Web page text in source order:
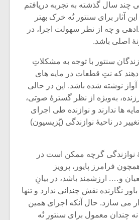
چند سال گذشته به تجربه دریافتم
آثار برای سنتور نُه ‏خرک بهتر
و چه از نظر سهولت اجرا، در
اصلی باشد.
سنتور با توجه به مشکلاتِ
که نتِ قطعات در مایه‏ های
نوشته شده باشد. این در حالی
به‌ویژه از نظر گسترۀ صوتی،
‏ها ندارند و نوازنده طی اجرای
در ناحیۀ نوازندگی (پُزیسیون)
نوازندگی گرچه ممکن است در
فرامرز پایور، پرویز
و…. ارزشمند باشد، در بیانِ
نگارنده نقش چندانی ندارد و تنها
می‏ سازد. حال آنکه اجرای همین
چندان معمول برای سنتورِ نُه‏
روژا